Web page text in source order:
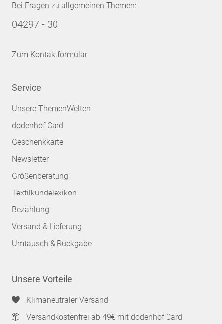
Bei Fragen zu allgemeinen Themen:
04297 - 30
Zum Kontaktformular
Service
Unsere ThemenWelten
dodenhof Card
Geschenkkarte
Newsletter
Größenberatung
Textilkundelexikon
Bezahlung
Versand & Lieferung
Umtausch & Rückgabe
Unsere Vorteile
Klimaneutraler Versand
Versandkostenfrei ab 49€ mit dodenhof Card